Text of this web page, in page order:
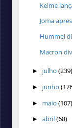
Kelme
Joma
Hummel
Macron
► julho (239)
► junho
► maio (107)
► abril(68)